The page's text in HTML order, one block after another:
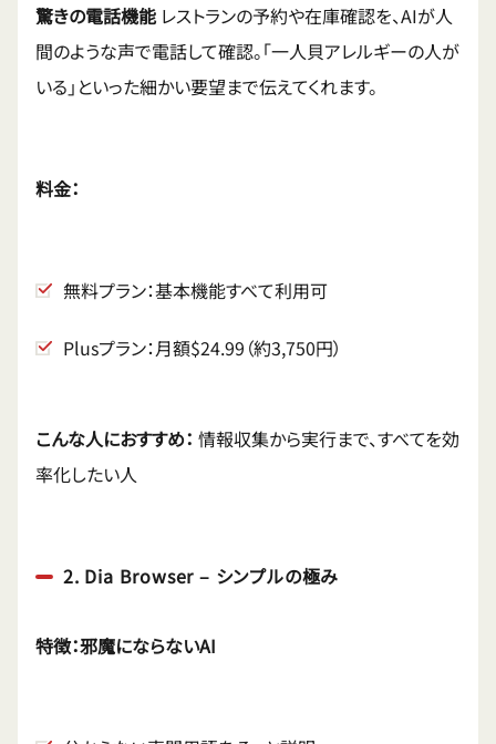
驚きの電話機能 レストランの予約や在庫確認を、AIが人
間のような声で電話して確認。「一人貝アレルギーの人が
いる」といった細かい要望まで伝えてくれます。
料金：
無料プラン：基本機能すべて利用可
Plusプラン：月額$24.99（約3,750円）
こんな人におすすめ： 情報収集から実行まで、すべてを効
率化したい人
2. Dia Browser – シンプルの極み
特徴：邪魔にならないAI